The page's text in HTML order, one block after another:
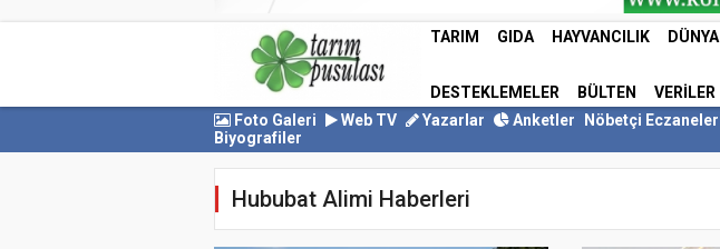
TARIM GIDA HAYVANCILIK DÜNYA
DESTEKLEMELER BÜLTEN VERILER
Foto Galeri
Web TV Yazarlar Anketler Nöbetçi Eczaneler
Biyografiler
Hububat Alimi Haberleri